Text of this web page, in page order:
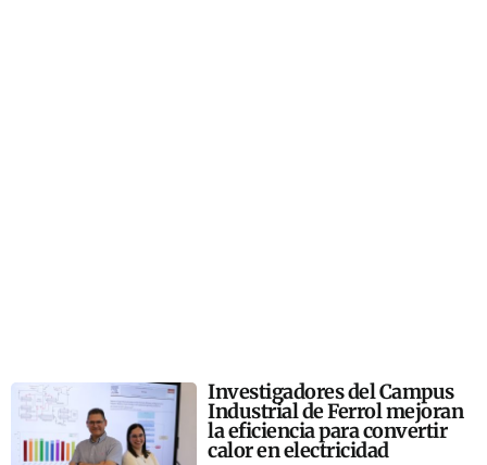
Investigadores del Campus
Industrial de Ferrol mejoran
la eficiencia para convertir
calor en electricidad